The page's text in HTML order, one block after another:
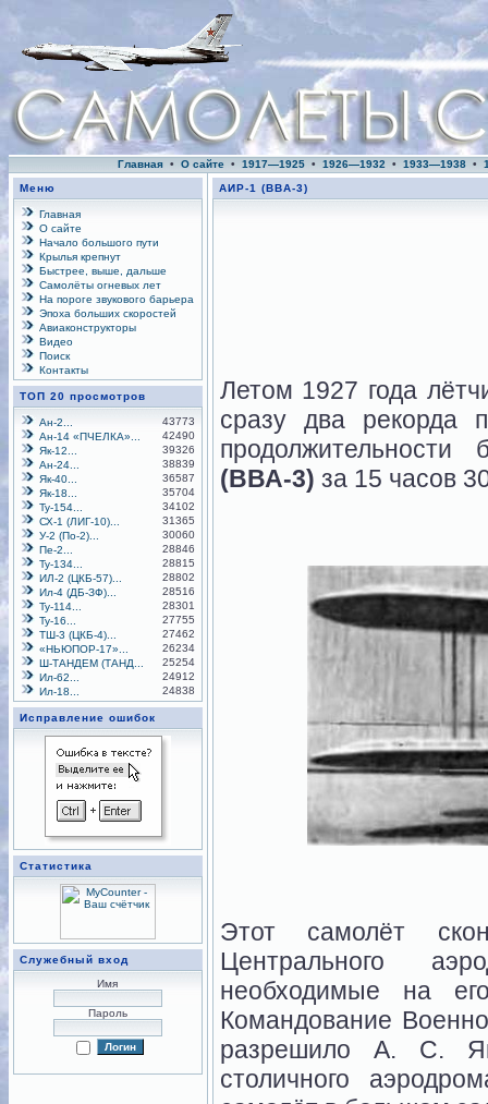
Главная • О сайте • 1917—1925 • 1926—1932 • 1933—1938 •
Меню
Главная
О сайте
Начало большого пути
Крылья крепнут
Быстрее, выше, дальше
Самолёты огневых лет
На пороге звукового барьера
Эпоха больших скоростей
Авиаконструкторы
Видео
Поиск
Контакты
ТОП 20 просмотров
Ан-2...
43773
Ан-14 «ПЧЕЛКА»...
42490
Як-12...
39326
Ан-24...
38839
Як-40...
36587
Як-18...
35704
Ту-154...
34102
СХ-1 (ЛИГ-10)...
31365
У-2 (По-2)...
30060
Пе-2...
28846
Ту-134...
28815
ИЛ-2 (ЦКБ-57)...
28802
Ил-4 (ДБ-ЗФ)...
28516
Ту-114...
28301
Ту-16...
27755
ТШ-3 (ЦКБ-4)...
27462
«НЬЮПОР-17»...
26234
Ш-ТАНДЕМ (ТАНД...
25254
Ил-62...
24912
Ил-18...
24838
Исправление ошибок
Статистика
Служебный вход
Имя
Пароль
АИР-1 (ВВА-3)
Летом 1927 года
сразу два рекорда
(ВВА-3) за 15 часов
Этот самолёт
Центрального
необходимые на
Командование
разрешило А. С.
столичного